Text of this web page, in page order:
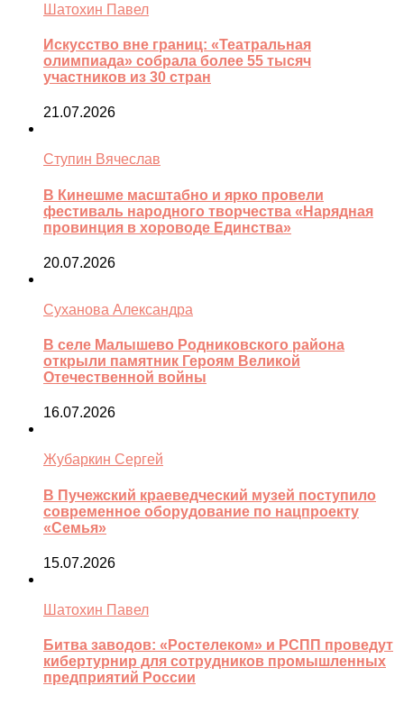
Шатохин Павел
Искусство вне границ: «Театральная
олимпиада» собрала более 55 тысяч
участников из 30 стран
21.07.2026
Ступин Вячеслав
В Кинешме масштабно и ярко провели
фестиваль народного творчества «Нарядная
провинция в хороводе Единства»
20.07.2026
Суханова Александра
В селе Малышево Родниковского района
открыли памятник Героям Великой
Отечественной войны
16.07.2026
Жубаркин Сергей
В Пучежский краеведческий музей поступило
современное оборудование по нацпроекту
«Семья»
15.07.2026
Шатохин Павел
Битва заводов: «Ростелеком» и РСПП проведут
кибертурнир для сотрудников промышленных
предприятий России